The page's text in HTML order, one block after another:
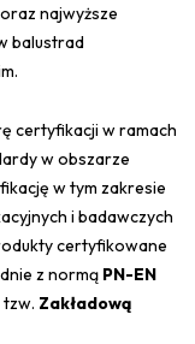
najwyższe
balustrad
certyfikacji w ramach
w obszarze
w tym zakresie
i badawczych
certyfikowane
z normą PN-EN
Zakładową